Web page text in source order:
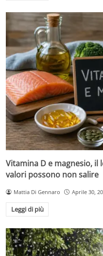
Vitamina D e magnesio, il
valori possono non salire
Mattia Di Gennaro Aprile 30,
Leggi di più